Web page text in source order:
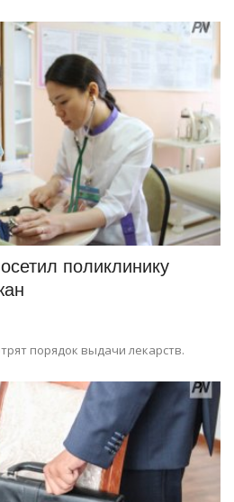
поликлинику
порядок выдачи лекарств.